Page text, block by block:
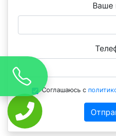
Ваше
Соглашаюсь с